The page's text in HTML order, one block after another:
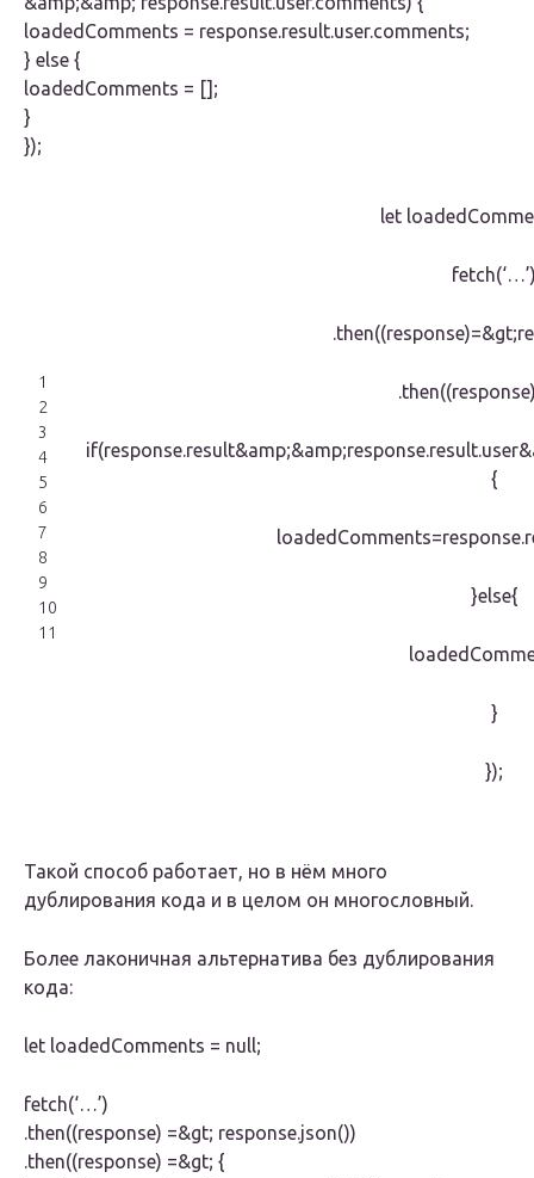
loadedComments = response.result.user.comments;
} else {
loadedComments = [];
}
});
1
2
3
4
5
6
7
8
9
10
11
let
{
}else{
}
});
Такой способ работает, но в нём много
дублирования кода и в целом он многословный.
Более лаконичная альтернатива без дублирования
кода:
let loadedComments = null;
fetch(‘…’)
.then((response) =&gt; response.json())
.then((response) =&gt; {